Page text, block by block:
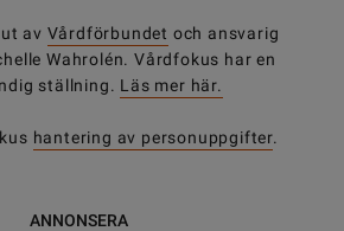
av Vårdförbundet och ansvarig
Wahrolén. Vårdfokus har en
ställning. Läs mer här.
hantering av personuppgifter.
ANNONSERA